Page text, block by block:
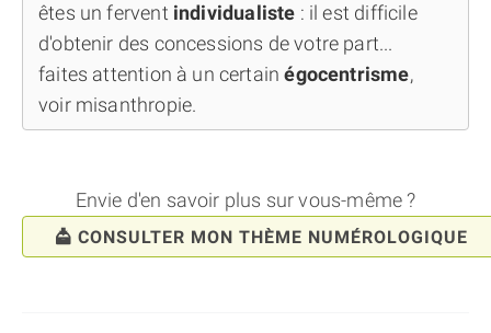
êtes un fervent individualiste : il est difficile
d'obtenir des concessions de votre part...
faites attention à un certainégocentrisme,
voir misanthropie.
Envie d'en savoir plus sur vous-même ?
CONSULTER MON THÈME NUMÉROLOGIQUE